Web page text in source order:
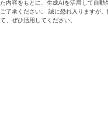
内容をもとに、生成AIを活用して自
了承ください。 誠に恐れ入りますが
、ぜひ活用してください。